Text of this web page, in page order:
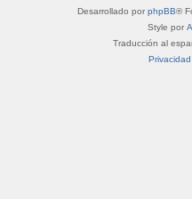
Desarrollado por phpBB®
Style por
Traducción al
Privacidad